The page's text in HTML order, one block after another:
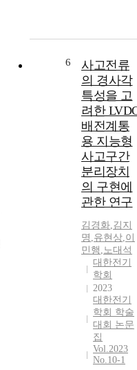
a facilitator
guide are
required as
well. To make
them happen,
various kinds
of support
to be provided
sufficiently in
consideration
of the
characteristics
of teachers
intend to
conduct
blended PBL
instruction. 이
연구는 대학교
에서 블렌디드
PBL 수업을 경
험한 예비교사
들의 수업경험
에 대한 의미
6
사고전류
의 경사각
특성을 고
려한
배전계통
용 지능형
사고구간
분리장치
의 구현에
관한 연구
김경화,김지
명 ,유현상,이
민행 ,노대석
대한전기
학회
2023
대한전기
학회 학술
대회 논문
집
Vol.2023
No.10-1